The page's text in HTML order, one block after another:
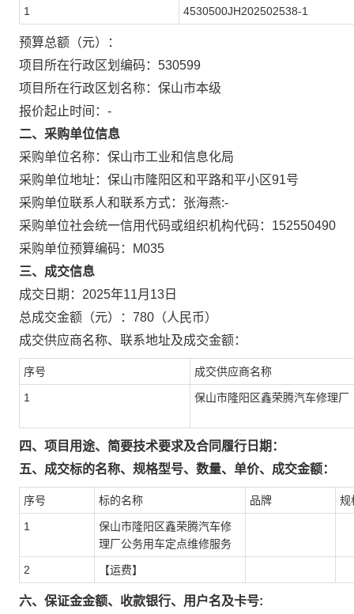
1 4530500JH202502538-1
预算总额（元）：
项目所在行政区划编码： 530599
项目所在行政区划名称： 保山市本级
报价起止时间：-
二、采购单位信息
采购单位名称： 保山市工业和信息化局
采购单位地址： 保山市隆阳区和平路和平小区91号
采购单位联系人和联系方式： 张海燕:-
采购单位社会统一信用代码或组织机构代码： 152550490
采购单位预算编码：
M035
三、成交信息
成交日期： 2025年11月13日
总成交金额（元）： 780 （人民币）
成交供应商名称、联系地址及成交金额：
序号 成交供应商名称
1 保山市隆阳区鑫荣腾汽车修理厂
四、项目用途、简要技术要求及合同履行日期：
五、成交标的名称、规格型号、数量、单价、成交金额：
序号 标的名称 品牌 规
1
保山市隆阳区鑫荣腾汽车修
理厂公务用车定点维修服务
2 【运费】
六、保证金金额、收款银行、用户名及卡号: